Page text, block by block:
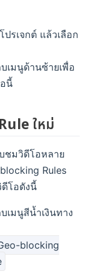
รเจกต์ แล้วเลือก
เมนูด้านซ้ายเพื่อ
นี้
ใหม่
ชมวิดีโอหลาย
Rules
ดีโอดังนี้
เมนูสีน้ำเงินทาง
blocking